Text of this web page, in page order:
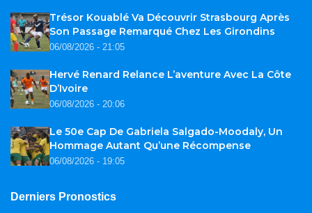
Trésor Kouablé Va Découvrir Strasbourg Après
Son Passage Remarqué Chez Les Girondins
06/08/2026 - 21:05
Hervé Renard Relance L’aventure Avec La Côte
D’Ivoire
06/08/2026 - 20:06
Le 50e Cap De Gabriela Salgado-Moodaly, Un
Hommage Autant Qu’une Récompense
06/08/2026 - 19:05
Derniers Pronostics